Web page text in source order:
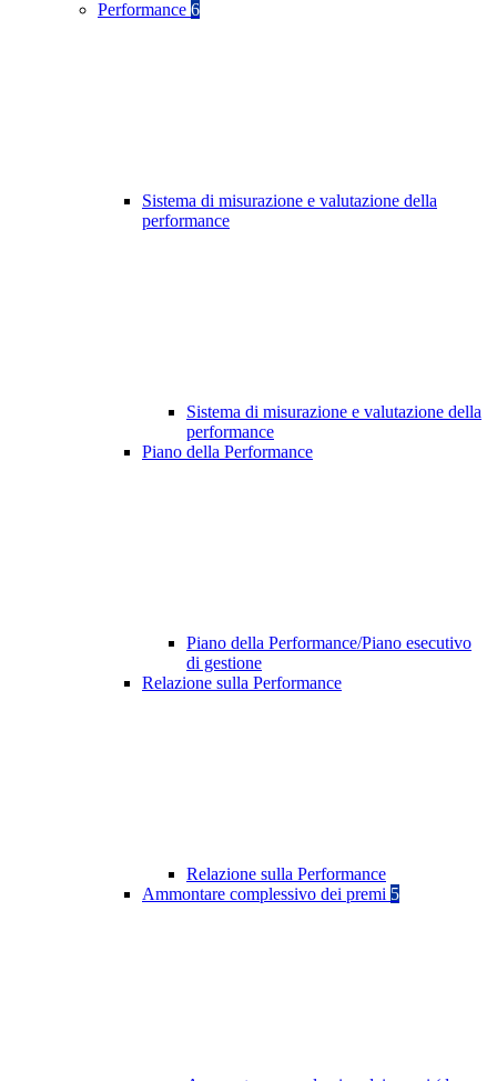
Performance 6
Sistema di misurazione e valutazione della
performance
Sistema di misurazione e valutazione della
performance
Piano della Performance
Piano della Performance/Piano esecutivo
di gestione
Relazione sulla Performance
Relazione sulla Performance
Ammontare complessivo dei premi 5